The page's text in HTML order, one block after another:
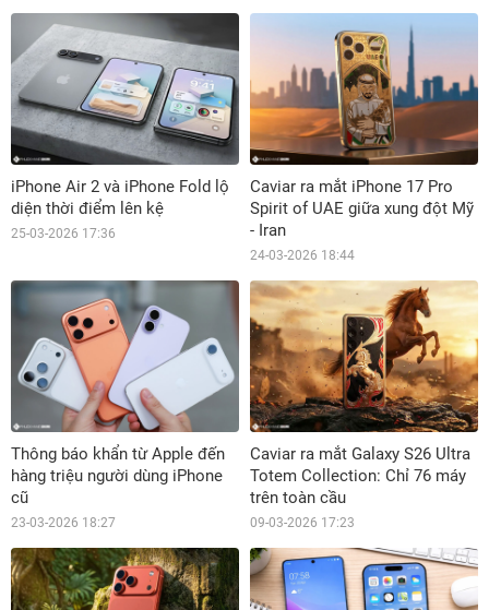
iPhone Air 2 và iPhone Fold lộ
diện thời điểm lên kệ
25-03-2026 17:36
Caviar ra mắt iPhone 17 Pro
Spirit of UAE giữa xung đột Mỹ
- Iran
24-03-2026 18:44
Thông báo khẩn từ Apple đến
hàng triệu người dùng iPhone
cũ
23-03-2026 18:27
Caviar ra mắt Galaxy S26 Ultra
Totem Collection: Chỉ 76 máy
trên toàn cầu
09-03-2026 17:23